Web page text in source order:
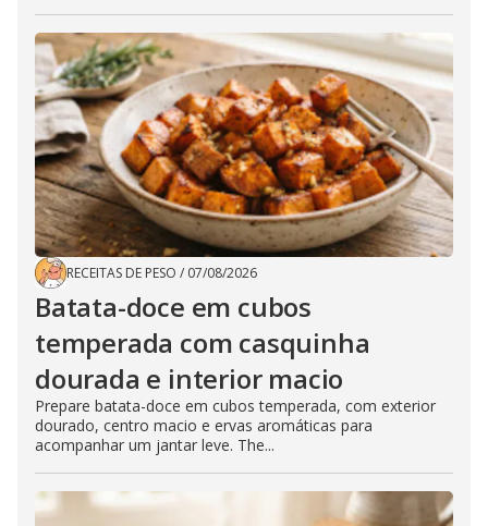
RECEITAS DE PESO / 07/08/2026
Batata-doce em cubos
temperada com casquinha
dourada e interior macio
Prepare batata-doce em cubos temperada, com exterior
dourado, centro macio e ervas aromáticas para
acompanhar um jantar leve. The...